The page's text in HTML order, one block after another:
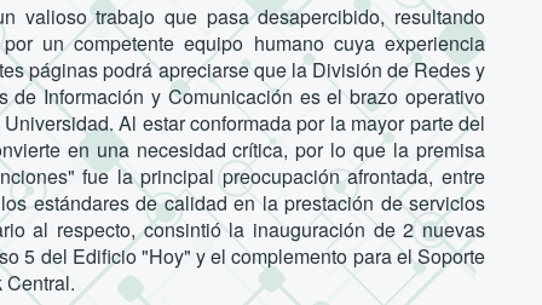
trabajo que pasa desapercibido, resultando
un competente equipo humano cuya experiencia
páginas podrá apreciarse que la División de Redes y
de Información y Comunicación es el brazo operativo
Al estar conformada por la mayor parte del
en una necesidad crítica, por lo que la premisa
fue la principal preocupación afrontada, entre
estándares de calidad en la prestación de servicios
al respecto, consintió la inauguración de 2 nuevas
5 del Edificio "Hoy" y el complemento para el Soporte